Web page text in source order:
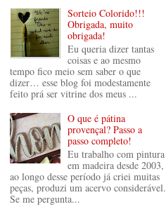
Sorteio Colorido!!!
Obrigada, muito
obrigada!
Eu queria dizer tantas
coisas e ao mesmo
tempo fico meio sem saber o que
dizer… esse blog foi modestamente
feito prá ser vitrine dos meus ...
O que é pátina
provençal? Passo a
passo completo!
Eu trabalho com pintura
em madeira desde 2003,
ao longo desse período já criei muitas
peças, produzi um acervo considerável.
Se me pergunta...